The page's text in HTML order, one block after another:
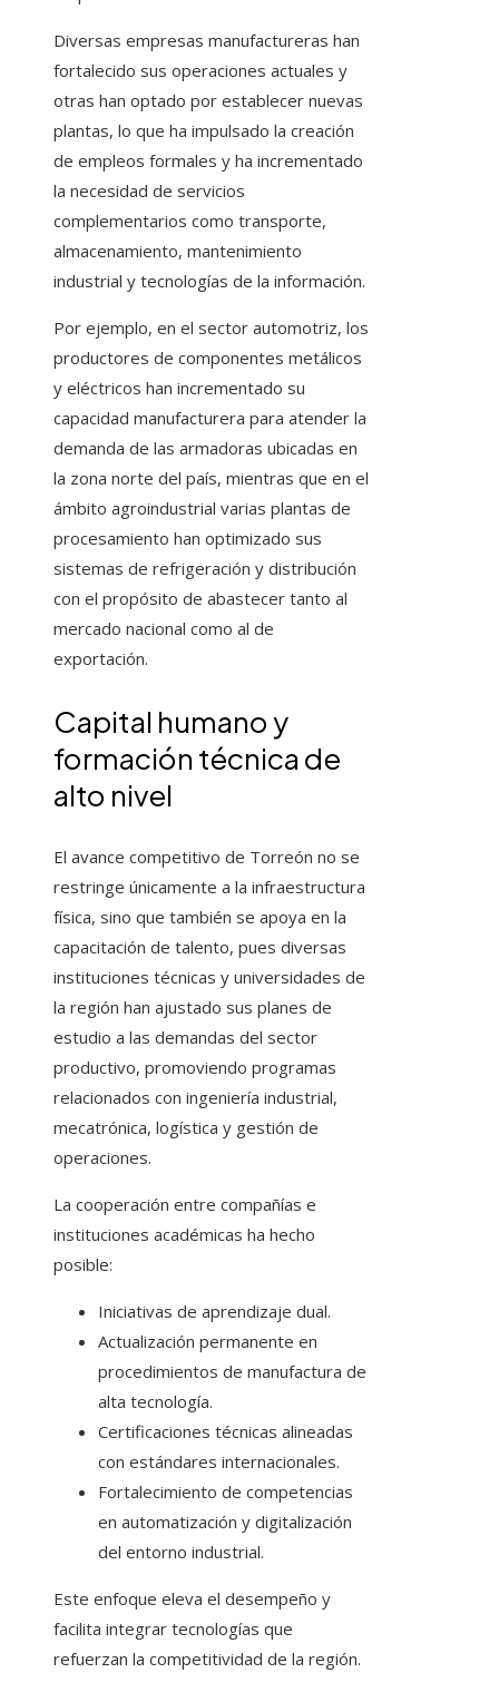
Diversas empresas manufactureras han
fortalecido sus operaciones actuales y
otras han optado por establecer nuevas
plantas, lo que ha impulsado la creación
de empleos formales y ha incrementado
la necesidad de servicios
complementarios como transporte,
almacenamiento, mantenimiento
industrial y tecnologías de la información.
Por ejemplo, en el sector automotriz, los
productores de componentes metálicos
y eléctricos han incrementado su
capacidad manufacturera para atender la
demanda de las armadoras ubicadas en
la zona norte del país, mientras que en el
ámbito agroindustrial varias plantas de
procesamiento han optimizado sus
sistemas de refrigeración y distribución
con el propósito de abastecer tanto al
mercado nacional como al de
exportación.
Capital humano y
formación técnica de
alto nivel
El avance competitivo de Torreón no se
restringe únicamente a la infraestructura
física, sino que también se apoya en la
capacitación de talento, pues diversas
instituciones técnicas y universidades de
la región han ajustado sus planes de
estudio a las demandas del sector
productivo, promoviendo programas
relacionados con ingeniería industrial,
mecatrónica, logística y gestión de
operaciones.
La cooperación entre compañías e
instituciones académicas ha hecho
posible:
Iniciativas de aprendizaje dual.
Actualización permanente en
procedimientos de manufactura de
alta tecnología.
Certificaciones técnicas alineadas
con estándares internacionales.
Fortalecimiento de competencias
en automatización y digitalización
del entorno industrial.
Este enfoque eleva el desempeño y
facilita integrar tecnologías que
refuerzan la competitividad de la región.